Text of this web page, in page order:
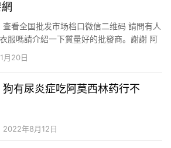
看全国批发市场档口微信二维码 請問有人
服嗎請介紹一下質量好的批發商。謝謝 阿
四季青里質量好的批發商很多啊，你也可
裝網找找看 阿里巴巴女裝批發網 阿里巴巴
月20日
狗有尿炎症吃阿莫西林药行不
2022年8月12日